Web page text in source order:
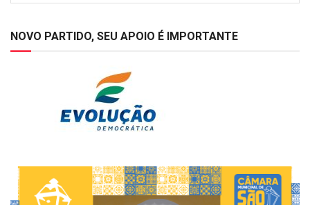
NOVO PARTIDO, SEU APOIO É IMPORTANTE